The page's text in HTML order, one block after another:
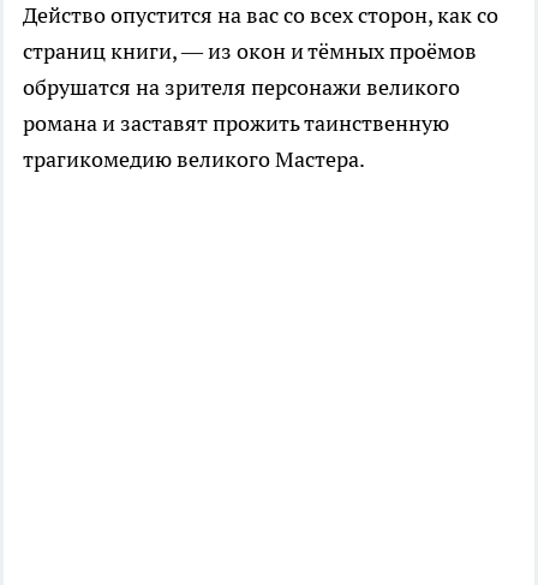
Действо опустится на вас со всех сторон, как со
страниц книги, — из окон и тёмных проёмов
обрушатся на зрителя персонажи великого
романа и заставят прожить таинственную
трагикомедию великого Мастера.